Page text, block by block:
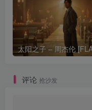
评论 抢沙发